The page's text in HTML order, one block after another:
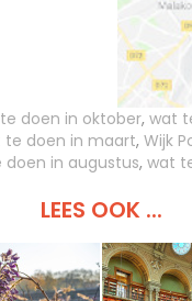
doen in oktober, wat
te doen in maart, Wijk
in augustus, wat
LEES OOK ...